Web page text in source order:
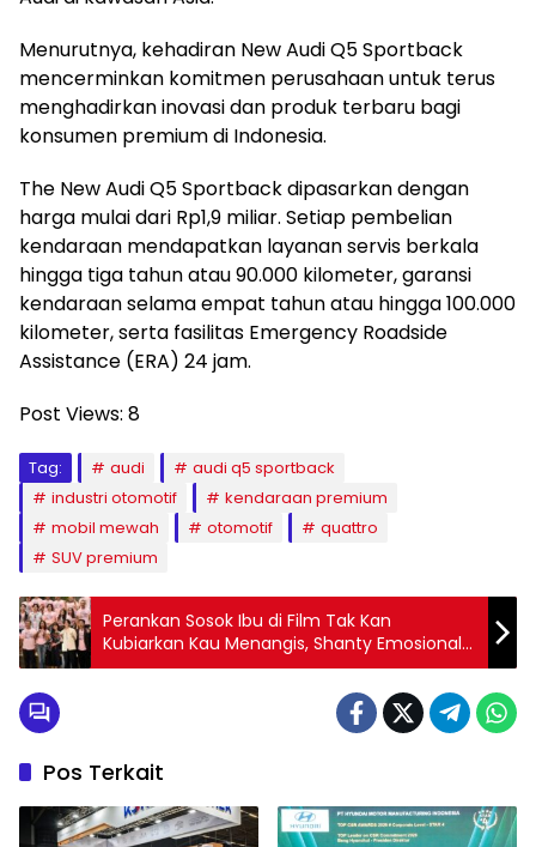
Menurutnya, kehadiran New Audi Q5 Sportback
mencerminkan komitmen perusahaan untuk terus
menghadirkan inovasi dan produk terbaru bagi
konsumen premium di Indonesia.
The New Audi Q5 Sportback dipasarkan dengan
harga mulai dari Rp1,9 miliar. Setiap pembelian
kendaraan mendapatkan layanan servis berkala
hingga tiga tahun atau 90.000 kilometer, garansi
kendaraan selama empat tahun atau hingga 100.000
kilometer, serta fasilitas Emergency Roadside
Assistance (ERA) 24 jam.
Post Views: 8
Tag: audi
audi q5 sportback
industri otomotif
kendaraan premium
mobil mewah
otomotif
quattro
SUV premium
Perankan Sosok Ibu di Film Tak Kan
Kubiarkan Kau Menangis, Shanty Emosional
Ingat Sosok Ibundanya
Pos Terkait